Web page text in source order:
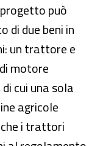
può
di due beni in
un trattore e
motore
cui una sola
agricole
i trattori